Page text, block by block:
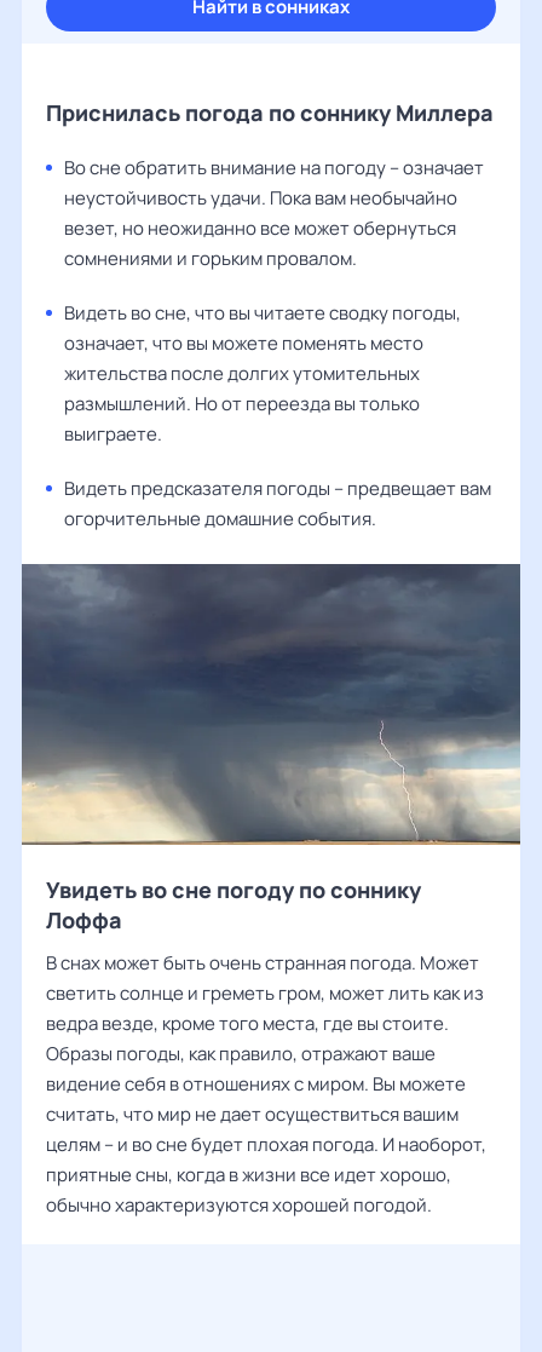
Найти в сонниках
Приснилась погода по соннику Миллера
Во сне обратить внимание на погоду – означает
неустойчивость удачи. Пока вам необычайно
везет, но неожиданно все может обернуться
сомнениями и горьким провалом.
Видеть во сне, что вы читаете сводку погоды,
означает, что вы можете поменять место
жительства после долгих утомительных
размышлений. Но от переезда вы только
выиграете.
Видеть предсказателя погоды – предвещает вам
огорчительные домашние события.
Увидеть во сне погоду по соннику
Лоффа
В снах может быть очень странная погода. Может
светить солнце и греметь гром, может лить как из
ведра везде, кроме того места, где вы стоите.
Образы погоды, как правило, отражают ваше
видение себя в отношениях с миром. Вы можете
считать, что мир не дает осуществиться вашим
целям – и во сне будет плохая погода. И наоборот,
приятные сны, когда в жизни все идет хорошо,
обычно характеризуются хорошей погодой.